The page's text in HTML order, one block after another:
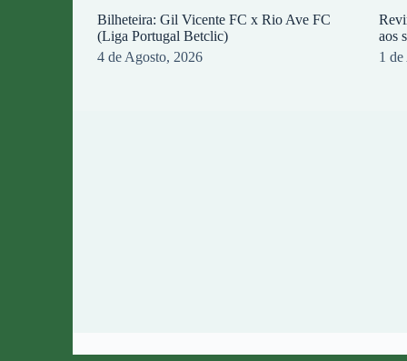
Bilheteira: Gil Vicente FC x Rio Ave FC
(Liga Portugal Betclic)
4 de Agosto, 2026
aos
1